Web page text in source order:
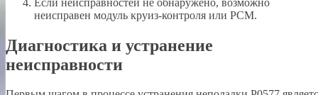
неисправен модуль круиз-контроля или PCM.
Диагностика и устранение
неисправности